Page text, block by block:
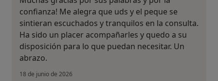
confianza! Me alegra que uds y el peque se
sintieran escuchados y tranquilos en la consulta.
Ha sido un placer acompañarles y quedo a su
disposición para lo que puedan necesitar. Un
abrazo.
18 de junio de 2026